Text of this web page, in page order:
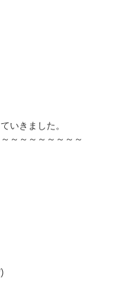
いきました。
～～～ ～～～ ～～～